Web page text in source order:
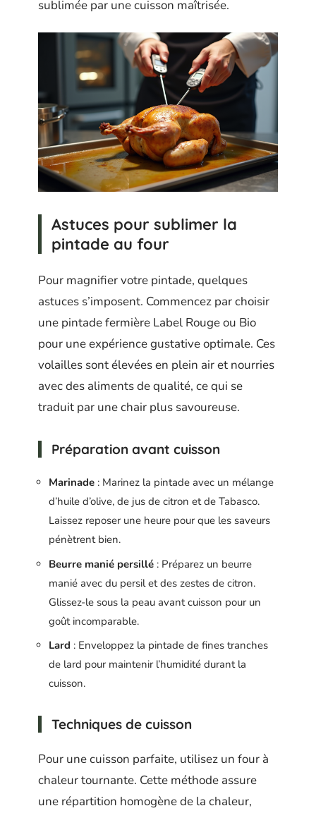
sublimée par une cuisson maîtrisée.
Astuces pour sublimer la
pintade au four
Pour magnifier votre pintade, quelques
astuces s’imposent. Commencez par choisir
une pintade fermière Label Rouge ou Bio
pour une expérience gustative optimale. Ces
volailles sont élevées en plein air et nourries
avec des aliments de qualité, ce qui se
traduit par une chair plus savoureuse.
Préparation avant cuisson
Marinade : Marinez la pintade avec un mélange
d’huile d’olive, de jus de citron et de Tabasco.
Laissez reposer une heure pour que les saveurs
pénètrent bien.
Beurre manié persillé : Préparez un beurre
manié avec du persil et des zestes de citron.
Glissez-le sous la peau avant cuisson pour un
goût incomparable.
Lard : Enveloppez la pintade de fines tranches
de lard pour maintenir l’humidité durant la
cuisson.
Techniques de cuisson
Pour une cuisson parfaite, utilisez un four à
chaleur tournante. Cette méthode assure
une répartition homogène de la chaleur,